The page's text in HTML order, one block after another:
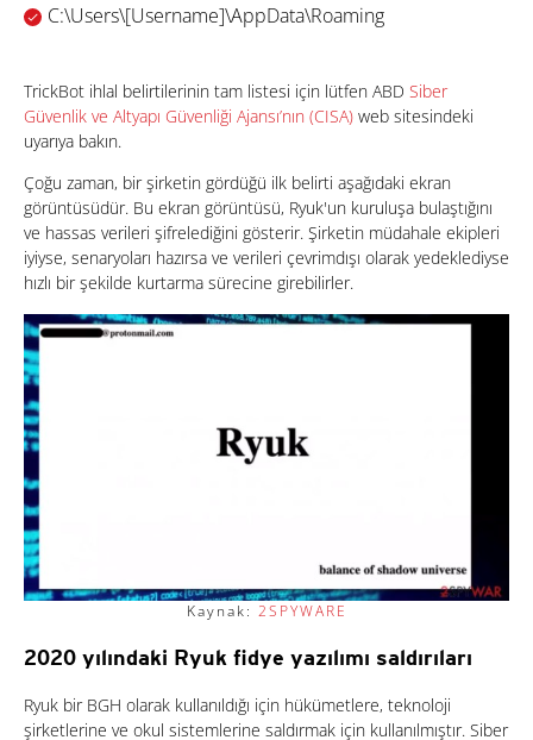
C:\Users\[Username]\AppData\Roaming
TrickBot ihlal belirtilerinin tam listesi için lütfen ABD Siber
Güvenlik ve Altyapı Güvenliği Ajansı’nın (CISA) web sitesindeki
uyarıya bakın.
Çoğu zaman, bir şirketin gördüğü ilk belirti aşağıdaki ekran
görüntüsüdür. Bu ekran görüntüsü, Ryuk'un kuruluşa bulaştığını
ve hassas verileri şifrelediğini gösterir. Şirketin müdahale ekipleri
iyiyse, senaryoları hazırsa ve verileri çevrimdışı olarak yedeklediyse
hızlı bir şekilde kurtarma sürecine girebilirler.
Kaynak: 2SPYWARE
2020 yılındaki Ryuk fidye yazılımı saldırıları
Ryuk bir BGH olarak kullanıldığı için hükümetlere, teknoloji
şirketlerine ve okul sistemlerine saldırmak için kullanılmıştır. Siber